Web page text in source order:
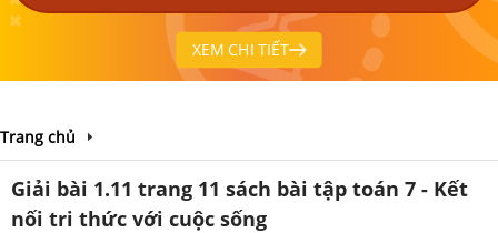
XEM CHI TIẾT
Trang chủ
Giải bài 1.11 trang 11 sách bài tập toán 7 - Kết
nối tri thức với cuộc sống